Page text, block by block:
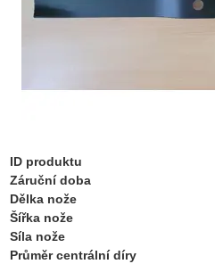
ID produktu
Záruční doba
Dělka nože
Šířka nože
Síla nože
Průměr centrální díry